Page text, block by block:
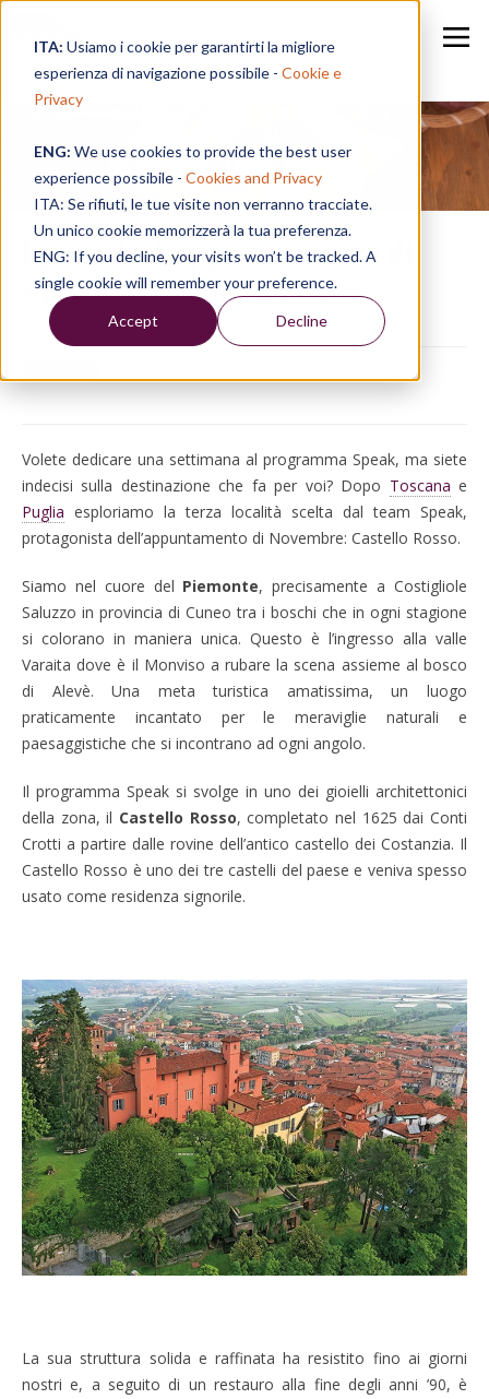
ITA: Usiamo i cookie per garantirti la migliore
esperienza di navigazione possibile - Cookie e
Privacy
ENG: We use cookies to provide the best user
experience possibile - Cookies and Privacy
ITA: Se rifiuti, le tue visite non verranno tracciate.
Un unico cookie memorizzerà la tua preferenza.
ENG: If you decline, your visits won’t be tracked. A
single cookie will remember your preference.
Accept Decline
Speak in a Week
I prossimi appuntamenti di
Speak: Castello Rosso
18/08/17, 12:23
Volete dedicare una settimana al programma Speak, ma siete
indecisi sulla destinazione che fa per voi? Dopo Toscana e
Puglia esploriamo la terza località scelta dal team Speak,
protagonista dell’appuntamento di Novembre: Castello Rosso.
Siamo nel cuore del Piemonte, precisamente a Costigliole
Saluzzo in provincia di Cuneo tra i boschi che in ogni stagione
si colorano in maniera unica. Questo è l’ingresso alla valle
Varaita dove è il Monviso a rubare la scena assieme al bosco
di Alevè. Una meta turistica amatissima, un luogo
praticamente incantato per le meraviglie naturali e
paesaggistiche che si incontrano ad ogni angolo.
Il programma Speak si svolge in uno dei gioielli architettonici
della zona, il Castello Rosso, completato nel 1625 dai Conti
Crotti a partire dalle rovine dell’antico castello dei Costanzia. Il
Castello Rosso è uno dei tre castelli del paese e veniva spesso
usato come residenza signorile.
La sua struttura solida e raffinata ha resistito fino ai giorni
nostri e, a seguito di un restauro alla fine degli anni ’90, è